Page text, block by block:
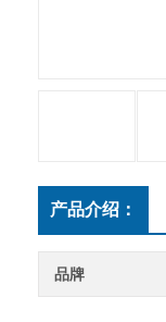
产品介绍：
品牌